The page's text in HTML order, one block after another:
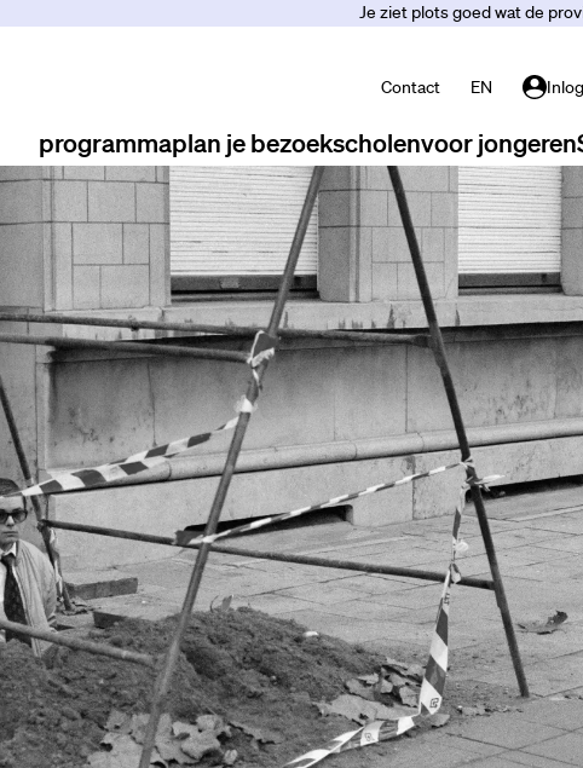
Je ziet plots goed wat de
Contact EN
programmaplan je bezoekscholenvoor jongeren